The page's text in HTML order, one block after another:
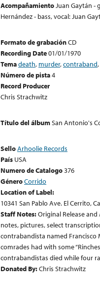
AcompañamientoJuan Gaytán -
Hernández - bass, vocal: Juan
Formato de grabaciónCD
Recording Date01/01/1970
Temadeath, murder,contraband,
Número de pista4
Record Producer
Chris Strachwitz
Título del álbumSan Antonio's
SelloArhoolie Records
País USA
Numero de Catalogo376
GéneroCorrido
Location of Label:
10341 San Pablo Ave. El Cerrito,
Staff Notes:Original Release
notes, pictures, select
contrabandista named
comrades had with some
contrabandistas died while four
Donated By:Chris Strachwitz